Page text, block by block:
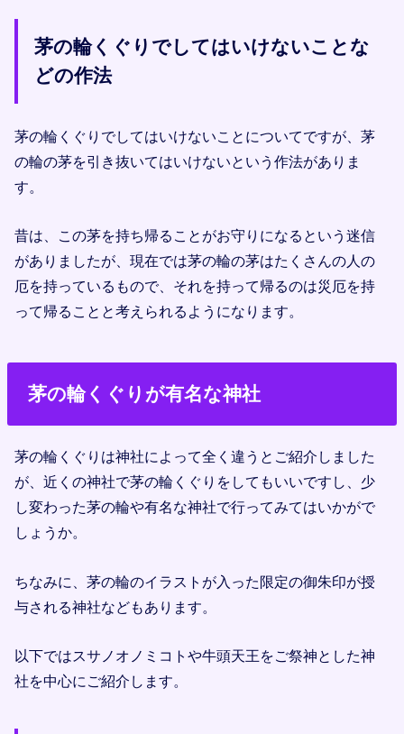
茅の輪くぐりでしてはいけないことな
どの作法
茅の輪くぐりでしてはいけないことについてですが、茅
の輪の茅を引き抜いてはいけないという作法がありま
す。
昔は、この茅を持ち帰ることがお守りになるという迷信
がありましたが、現在では茅の輪の茅はたくさんの人の
厄を持っているもので、それを持って帰るのは災厄を持
って帰ることと考えられるようになります。
茅の輪くぐりが有名な神社
茅の輪くぐりは神社によって全く違うとご紹介しました
が、近くの神社で茅の輪くぐりをしてもいいですし、少
し変わった茅の輪や有名な神社で行ってみてはいかがで
しょうか。
ちなみに、茅の輪のイラストが入った限定の御朱印が授
与される神社などもあります。
以下ではスサノオノミコトや牛頭天王をご祭神とした神
社を中心にご紹介します。